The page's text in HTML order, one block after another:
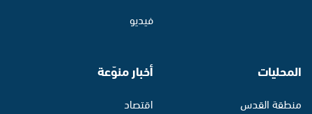
فيديو
المحليات
منطقة القدس
أخبار منوّعة
اقتصاد